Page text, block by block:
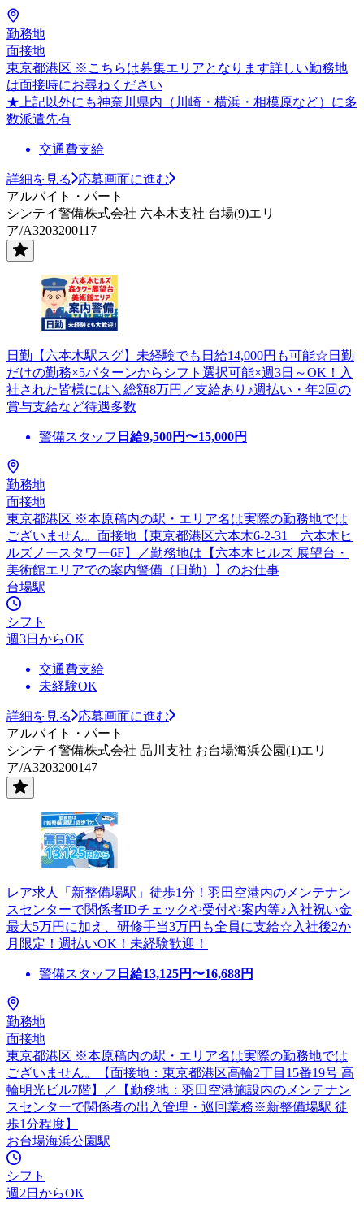
勤務地
面接地
東京都港区 ※こちらは募集エリアとなります詳しい勤務地
は面接時にお尋ねください
★上記以外にも神奈川県内（川崎・横浜・相模原など）に多
数派遣先有
交通費支給
詳細を見る
応募画面に進む
アルバイト・パート
シンテイ警備株式会社 六本木支社 台場(9)エリ
ア/A3203200117
日勤【六本木駅スグ】未経験でも日給14,000円も可能☆日勤
だけの勤務×5パターンからシフト選択可能×週3日～OK！入
社された皆様には＼総額8万円／支給あり♪週払い・年2回の
賞与支給など待遇多数
警備スタッフ 日給9,500円〜15,000円
勤務地
面接地
東京都港区 ※本原稿内の駅・エリア名は実際の勤務地では
ございません。面接地【東京都港区六本木6-2-31 六本木ヒ
ルズノースタワー6F】／勤務地は【六本木ヒルズ 展望台・
美術館エリアでの案内警備（日勤）】のお仕事
台場駅
シフト
週3日からOK
交通費支給
未経験OK
詳細を見る
応募画面に進む
アルバイト・パート
シンテイ警備株式会社 品川支社 お台場海浜公園(1)エリ
ア/A3203200147
レア求人「新整備場駅」徒歩1分！羽田空港内のメンテナン
スセンターで関係者IDチェックや受付や案内等♪入社祝い金
最大5万円に加え、研修手当3万円も全員に支給☆入社後2か
月限定！週払いOK！未経験歓迎！
警備スタッフ 日給13,125円〜16,688円
勤務地
面接地
東京都港区 ※本原稿内の駅・エリア名は実際の勤務地では
ございません。【面接地：東京都港区高輪2丁目15番19号 高
輪明光ビル7階】／【勤務地：羽田空港施設内のメンテナン
スセンターで関係者の出入管理・巡回業務※新整備場駅 徒
歩1分程度】
お台場海浜公園駅
シフト
週2日からOK